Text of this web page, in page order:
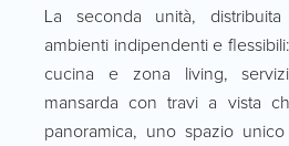
La seconda unità,
ambienti indipendenti e
cucina e zona living,
mansarda con travi a vista
panoramica, uno spazio